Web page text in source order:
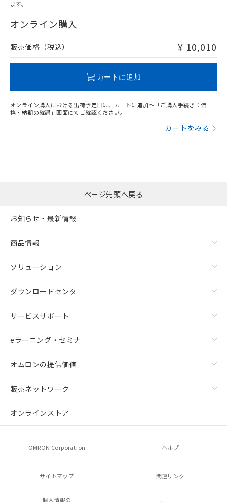
在庫等で未対応品が混在する可能性があります。
問い合わせください。
ます。
オンライン購入
販売価格（税込） ¥ 10,010
カートに追加
オンライン購入における出荷予定日は、カートに追加～「ご購入手続き：価
格・納期の確認」画面にてご確認ください。
カートをみる
ページ先頭へ戻る
お知らせ・最新情報
商品情報
ソリューション
ダウンロードセンタ
サービスサポート
eラーニング・セミナ
オムロンの提供価値
販売ネットワーク
オンラインストア
OMRON Corporation ヘルプ
サイトマップ 関連リンク
個人情報の